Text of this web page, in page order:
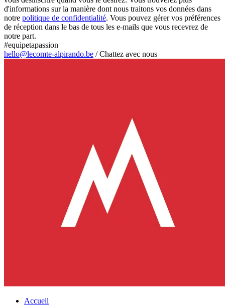
d'informations sur la manière dont nous traitons vos données dans
notre politique de confidentialité. Vous pouvez gérer vos préférences
de réception dans le bas de tous les e-mails que vous recevrez de
notre part.
#equipetapassion
hello@lecomte-alpirando.be /Chattez avec nous
Accueil